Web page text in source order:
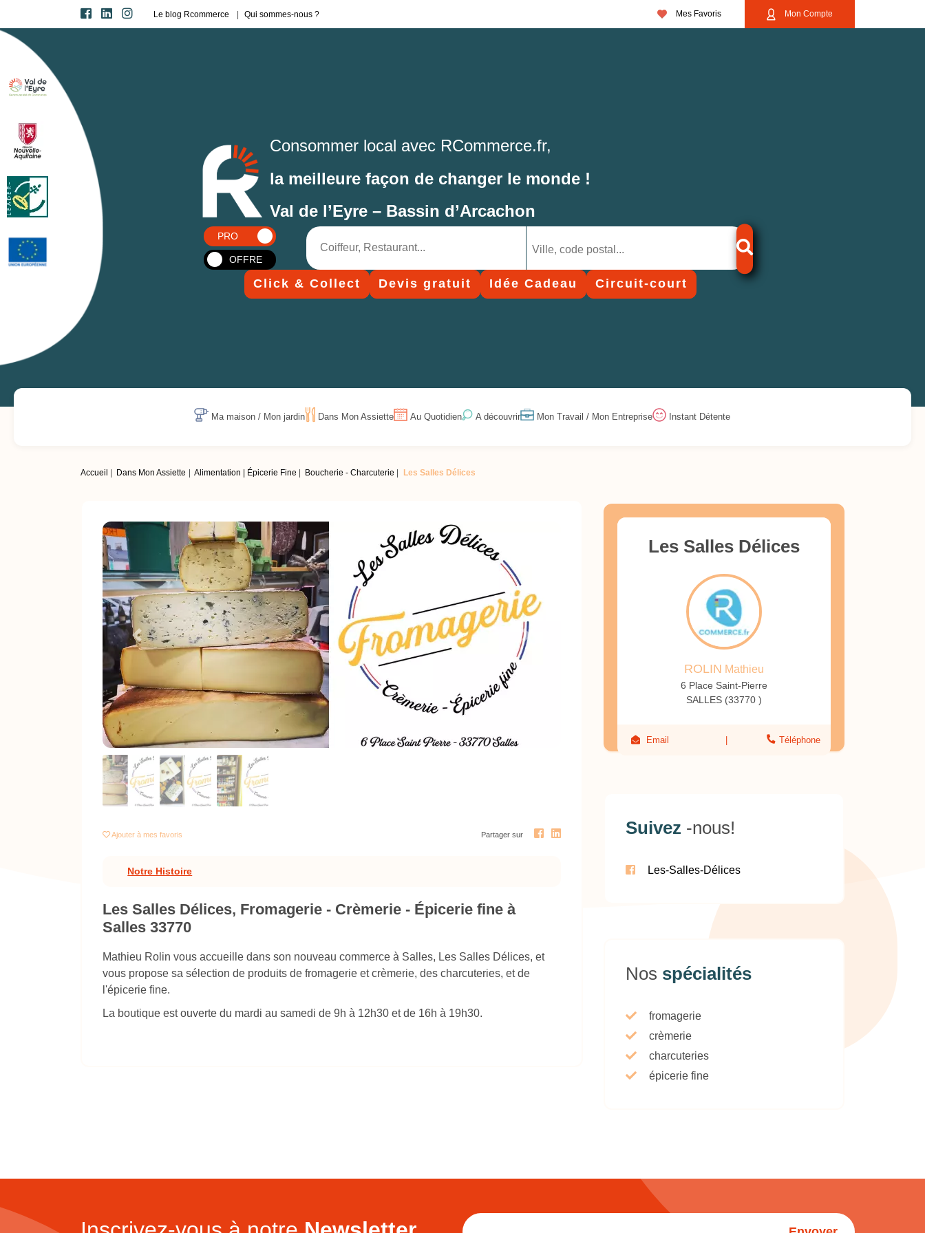
Le blog Rcommerce Qui sommes-nous ? Mes Favoris Mon Compte
Consommer local avec RCommerce.fr,
la meilleure façon de changer le monde !
Val de l’Eyre – Bassin d’Arcachon
PRO
OFFRE
Click & Collect Devis gratuit Idée Cadeau Circuit-court
Ma maison / Mon jardin Dans Mon Assiette Au Quotidien A découvrir Mon Travail / Mon Entreprise Instant Détente
Accueil Dans Mon Assiette Alimentation | Épicerie Fine Boucherie - Charcuterie Les Salles Délices
Previous Next
Ajouter à mes favoris Partager sur
Notre Histoire
Les Salles Délices, Fromagerie - Crèmerie - Épicerie fine à
Salles 33770
Mathieu Rolin vous accueille dans son nouveau commerce à Salles, Les Salles Délices, et
vous propose sa sélection de produits de fromagerie et crèmerie, des charcuteries, et de
l'épicerie fine.
La boutique est ouverte du mardi au samedi de 9h à 12h30 et de 16h à 19h30.
Les Salles Délices
ROLIN Mathieu
6 Place Saint-Pierre
SALLES (33770 )
Email Téléphone
Suivez -nous!
Les-Salles-Délices
Nos spécialités
fromagerie
crèmerie
charcuteries
épicerie fine